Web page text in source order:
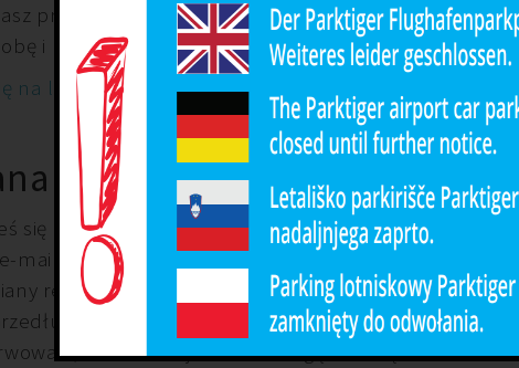
przyjazny personel jest dostępny na miejscu 24
i będzie gotowy do pomocy na parkingu.
na lotnisko
rezerwacji
się przedłużyć swoje wakacje? Nie ma problemu! W
mail z potwierdzeniem znajdziesz dwa przyciski –
rezerwacji, a drugi do jej anulowania. Zalecamy jak
rezerwacji, ponieważ często jesteśmy w
a rezerwacje online mogą stać się